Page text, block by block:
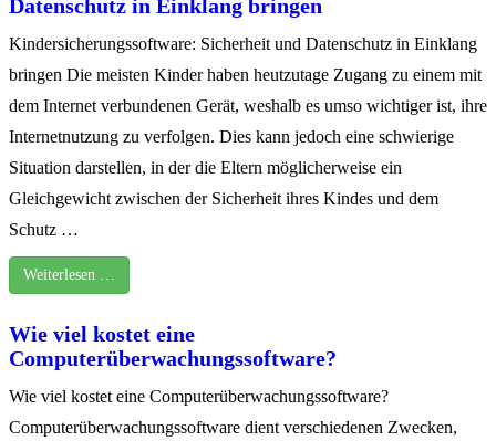
Datenschutz in Einklang bringen
Kindersicherungssoftware: Sicherheit und Datenschutz in Einklang
bringen Die meisten Kinder haben heutzutage Zugang zu einem mit
dem Internet verbundenen Gerät, weshalb es umso wichtiger ist, ihre
Internetnutzung zu verfolgen. Dies kann jedoch eine schwierige
Situation darstellen, in der die Eltern möglicherweise ein
Gleichgewicht zwischen der Sicherheit ihres Kindes und dem
Schutz …
Weiterlesen …
Wie viel kostet eine
Computerüberwachungssoftware?
Wie viel kostet eine Computerüberwachungssoftware?
Computerüberwachungssoftware dient verschiedenen Zwecken,